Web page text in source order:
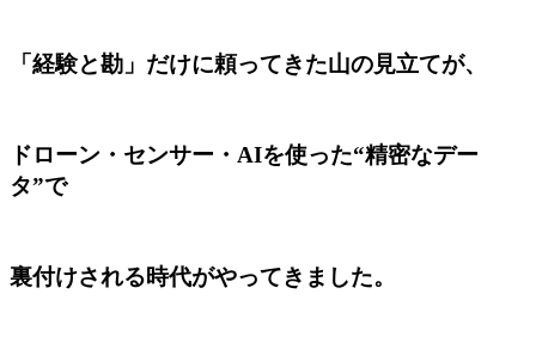
「経験と勘」だけに頼ってきた山の見立てが、
ドローン・センサー・AIを使った“精密なデー
タ”で
裏付けされる時代がやってきました。